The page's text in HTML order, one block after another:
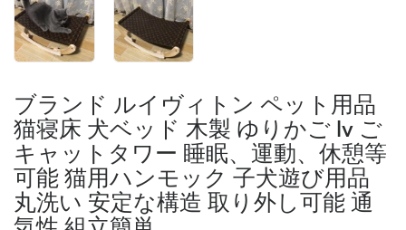
ブランド ルイヴィトン ペット用品
猫寝床 犬ベッド 木製 ゆりかご lv ご
キャットタワー 睡眠、運動、休憩等
可能 猫用ハンモック 子犬遊び用品
丸洗い 安定な構造 取り外し可能 通